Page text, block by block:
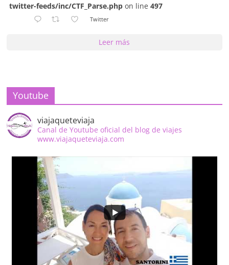
twitter-feeds/inc/CTF_Parse.php on line497
Twitter
Leer más
Youtube
viajaqueteviaja
Canal de Youtube oficial del blog de viajes
www.viajaqueteviaja.com